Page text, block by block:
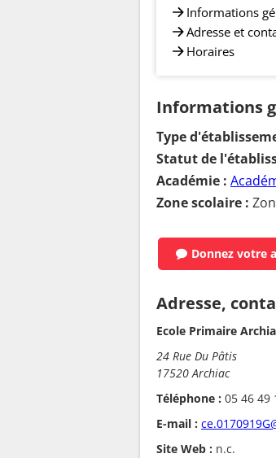
Informations
Adresse et
Horaires
Informations
Type
Statut de
Académie :
Zone scolaire :
Donnez votre
Adresse,
Ecole Primaire
24 Rue Du Pâtis
17520 Archiac
Téléphone : 05 46 49
E-mail :
Site Web : n.c.